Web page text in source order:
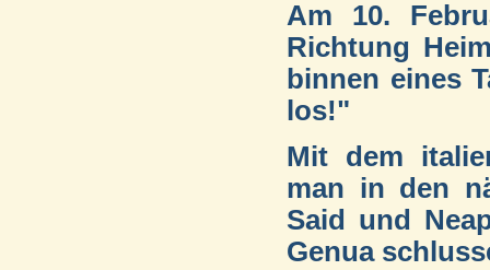
Am 10.
Richtung
binnen eines
los!"
Mit dem
man in den
Said und
Genua